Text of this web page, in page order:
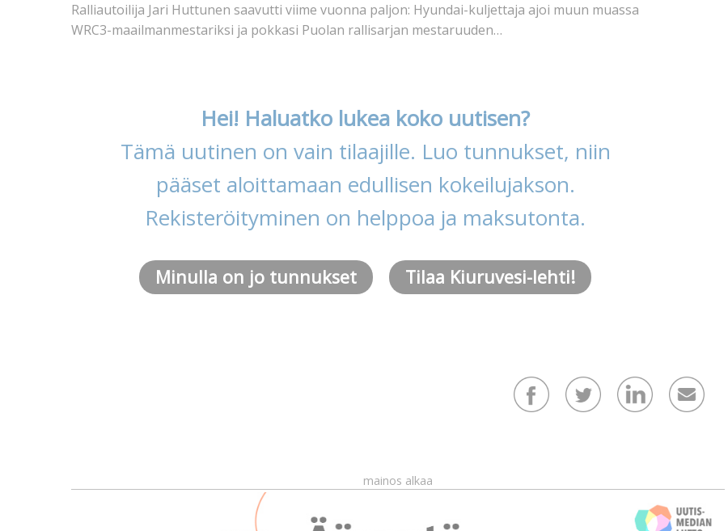
Ralliautoilija Jari Huttunen saavutti viime vuonna paljon: Hyundai-kuljettaja ajoi muun muassa
WRC3-maailmanmestariksi ja pokkasi Puolan rallisarjan mestaruuden…
Hei! Haluatko lukea koko uutisen?
Tämä uutinen on vain tilaajille. Luo tunnukset, niin
pääset aloittamaan edullisen kokeilujakson.
Rekisteröityminen on helppoa ja maksutonta.
Minulla on jo tunnukset Tilaa Kiuruvesi-lehti!
mainos alkaa